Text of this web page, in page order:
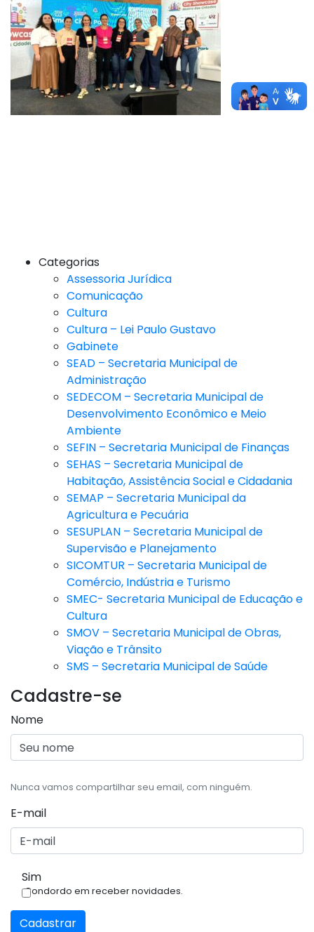
Categorias
Assessoria Jurídica
Comunicação
Cultura
Cultura – Lei Paulo Gustavo
Gabinete
SEAD – Secretaria Municipal de
Administração
SEDECOM – Secretaria Municipal de
Desenvolvimento Econômico e Meio
Ambiente
SEFIN – Secretaria Municipal de Finanças
SEHAS – Secretaria Municipal de
Habitação, Assistência Social e Cidadania
SEMAP – Secretaria Municipal da
Agricultura e Pecuária
SESUPLAN – Secretaria Municipal de
Supervisão e Planejamento
SICOMTUR – Secretaria Municipal de
Comércio, Indústria e Turismo
SMEC- Secretaria Municipal de Educação e
Cultura
SMOV – Secretaria Municipal de Obras,
Viação e Trânsito
SMS – Secretaria Municipal de Saúde
Cadastre-se
Nome
Nunca vamos compartilhar seu email, com ninguém.
E-mail
Sim
Condordo em receber novidades.
Cadastrar